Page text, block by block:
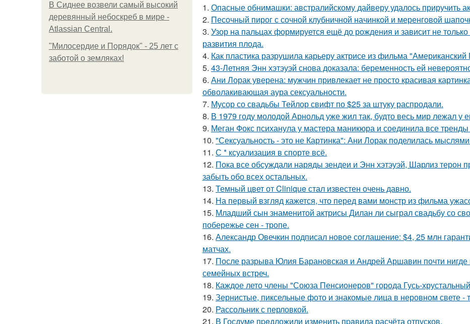
В Сиднее возвели самый высокий
деревянный небоскреб в мире -
Atlassian Central.
"Милосердие и Порядок" - 25 лет с
заботой о земляках!
1. Опасные обнимашки: австралийскому дайверу удалось приручить
2. Песочный пирог с сочной клубничной начинкой и меренговой
3. Узор на пальцах формируется ещё до рождения и зависит не
развития плода.
4. Как пластика разрушила карьеру актрисе из фильма "Американский
5. 43-Летняя Энн хэтэуэй снова доказала: беременность ей
6. Ани Лорак уверена: мужчин привлекает не просто красивая
обволакивающая аура сексуальности.
7. Мусор со свадьбы Тейлор свифт по $25 за штуку распродали.
8. В 1979 году молодой Арнольд уже жил так, будто весь мир лежал у
9. Меган Фокс психанула у мастера маникюра и соединила все тренды
10. "Сексуальность - это не Картинка": Ани Лорак поделилась
11. С * ксуализация в спорте всё.
12. Пока все обсуждали наряды зендеи и Энн хэтэуэй, Шарлиз терон
забыть обо всех остальных.
13. Темный цвет от Clinique стал известен очень давно.
14. На первый взгляд кажется, что перед вами монстр из фильма
15. Младший сын знаменитой актрисы Дилан ли сыграл свадьбу со
побережье сен - тропе.
16. Александр Овечкин подписал новое соглашение: $4, 25 млн
матчах.
17. После разрыва Юлия Барановская и Андрей Аршавин почти нигде
семейных встреч.
18. Каждое лето члены "Союза Пенсионеров" города Гусь-
19. Зернистые, пиксельные фото и знакомые лица в неровном свете -
20. Рассольник с перловкой.
21. В Госдуме пpeдложили изменить пpaвила расчёта отпусков.